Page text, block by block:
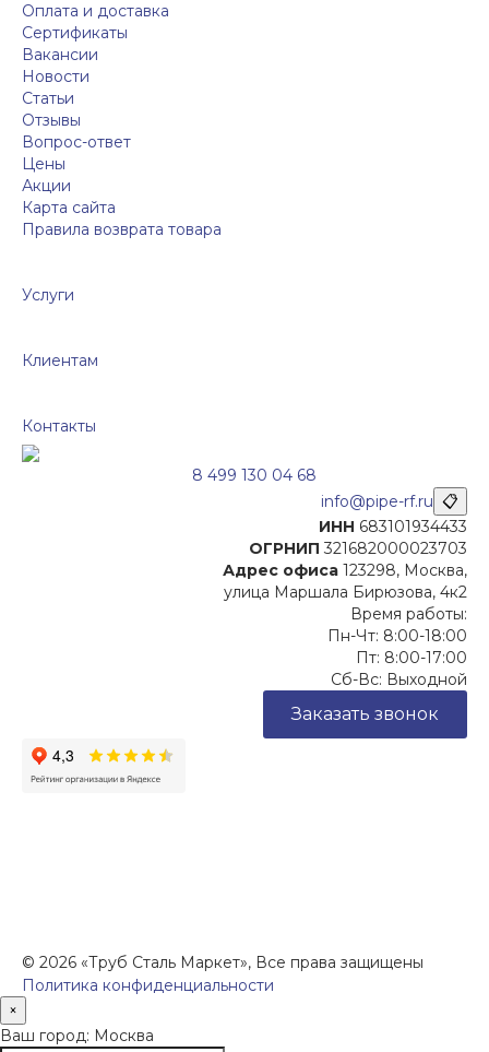
Оплата и доставка
Сертификаты
Вакансии
Новости
Статьи
Отзывы
Вопрос-ответ
Цены
Акции
Карта сайта
Правила возврата товара
Услуги
Клиентам
Контакты
8 499 130 04 68
info@pipe-rf.ru 📋
ИНН 683101934433
ОГРНИП 321682000023703
Адрес офиса 123298, Москва,
улица Маршала Бирюзова, 4к2
Время работы:
Пн-Чт: 8:00-18:00
Пт: 8:00-17:00
Сб-Вс: Выходной
Заказать звонок
© 2026 «Труб Сталь Маркет», Все права защищены
Политика конфиденциальности
×
Ваш город: Москва